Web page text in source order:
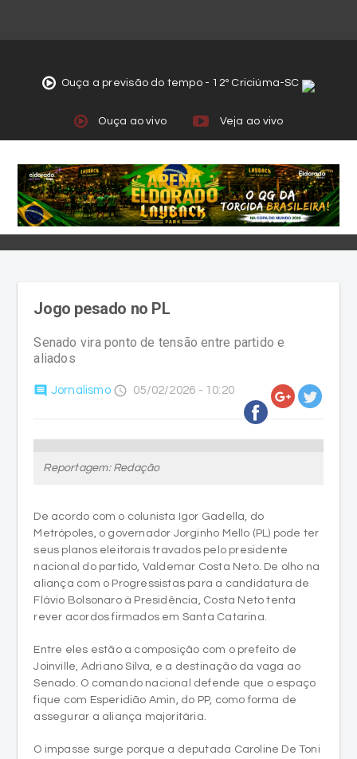
Ouça a previsão do tempo - 12º Criciúma-SC
Ouça ao vivo Veja ao vivo
Jogo pesado no PL
Senado vira ponto de tensão entre partido e
aliados
comment Jornalismo access_time 05/02/2026 - 10:20
Reportagem: Redação
De acordo com o colunista Igor Gadella, do
Metrópoles, o governador Jorginho Mello (PL) pode ter
seus planos eleitorais travados pelo presidente
nacional do partido, Valdemar Costa Neto. De olho na
aliança com o Progressistas para a candidatura de
Flávio Bolsonaro à Presidência, Costa Neto tenta
rever acordos firmados em Santa Catarina.
Entre eles estão a composição com o prefeito de
Joinville, Adriano Silva, e a destinação da vaga ao
Senado. O comando nacional defende que o espaço
fique com Esperidião Amin, do PP, como forma de
assegurar a aliança majoritária.
O impasse surge porque a deputada Caroline De Toni